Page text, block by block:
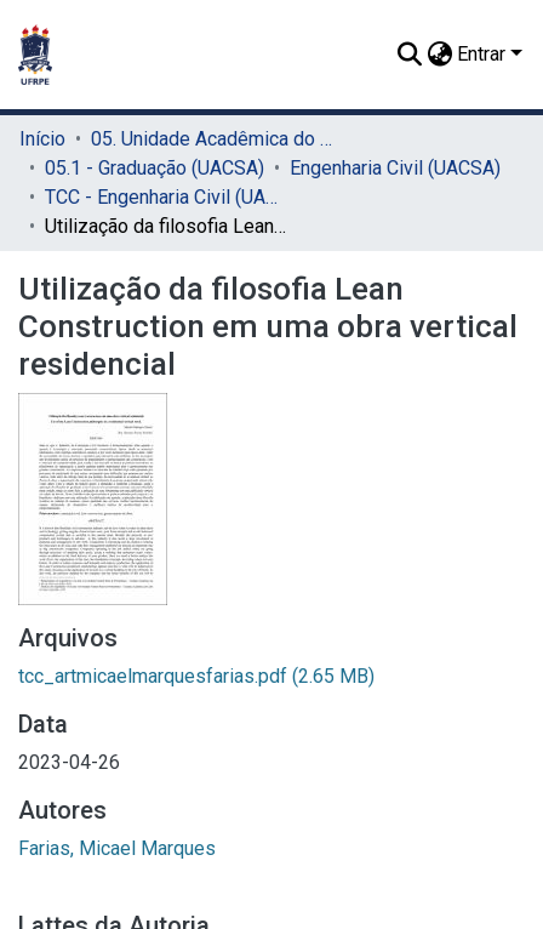
Entrar
Início
05. Unidade Acadêmica do Cabo de Santo Agostinho (UACSA)
05.1 - Graduação (UACSA)
Engenharia Civil (UACSA)
TCC - Engenharia Civil (UACSA)
Utilização da filosofia Lean Construction em uma obra vertical residencial
Utilização da filosofia Lean
Construction em uma obra vertical
residencial
Arquivos
tcc_artmicaelmarquesfarias.pdf (2.65 MB)
Data
2023-04-26
Autores
Farias, Micael Marques